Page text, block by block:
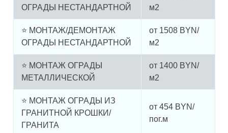
ОГРАДЫ НЕСТАНДАРТНОЙ
м2
⭐ МОНТАЖ/ДЕМОНТАЖ
ОГРАДЫ НЕСТАНДАРТНОЙ
от 1508 BYN/
м2
⭐ МОНТАЖ ОГРАДЫ
МЕТАЛЛИЧЕСКОЙ
от 1400 BYN/
м2
⭐ МОНТАЖ ОГРАДЫ ИЗ
ГРАНИТНОЙ КРОШКИ/
ГРАНИТА
от 454 BYN/
пог.м